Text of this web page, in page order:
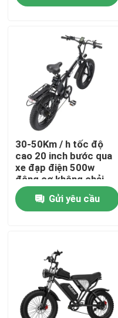
Về chúng tôi
Tham quan nhà máy
Kiểm soát chất lượng
Yêu cầu báo giá
Xe đạp điện có lốp gấp
Xe đạp thành phố điện
30-50Km / h tốc độ
cao 20 inch bước qua
xe đạp điện 500w
động cơ không chải
Gửi yêu cầu